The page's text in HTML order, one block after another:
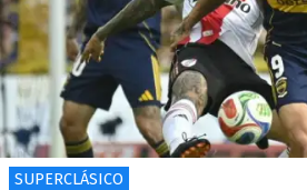
SUPERCLÁSICO